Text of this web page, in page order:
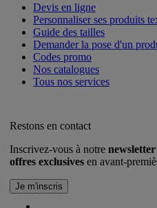
Devis en ligne
Personnaliser ses produits
Guide des tailles
Demander la pose d'un
Codes promo
Nos catalogues
Tous nos services
Restons en contact
Inscrivez-vous à notre newsletter
offres exclusives en avant-